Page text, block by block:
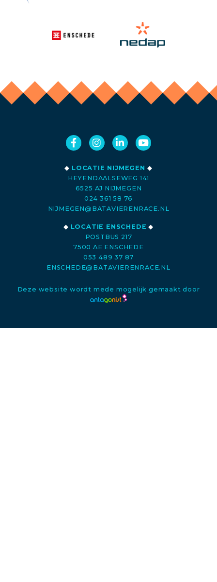
◆ LOCATIE NIJMEGEN ◆
HEYENDAALSEWEG 141
6525 AJ NIJMEGEN
024 361 58 76
NIJMEGEN@BATAVIERENRACE.NL
◆ LOCATIE ENSCHEDE ◆
POSTBUS 217
7500 AE ENSCHEDE
053 489 37 87
ENSCHEDE@BATAVIERENRACE.NL
Deze website wordt mede mogelijk gemaakt door